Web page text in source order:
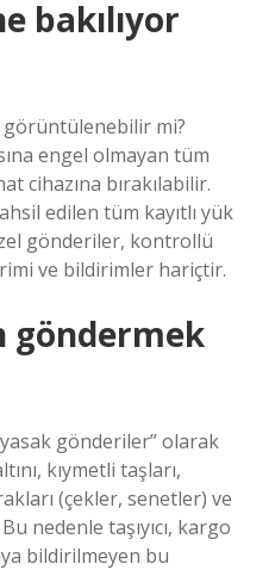
bakılıyor
görüntülenebilir mi?
engel olmayan tüm
cihazına bırakılabilir.
edilen tüm kayıtlı yük
gönderiler, kontrollü
ve bildirimler hariçtir.
göndermek
yasak gönderiler” olarak
kıymetli taşları,
(çekler, senetler) ve
nedenle taşıyıcı, kargo
bildirilmeyen bu